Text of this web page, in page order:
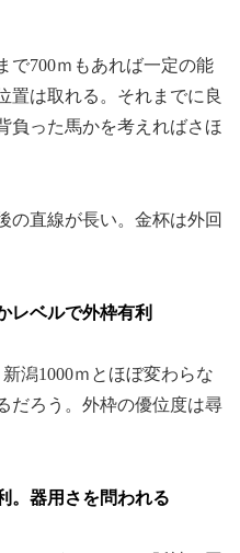
で700ｍもあれば一定の能
置は取れる。それまでに良
負った馬かを考えればさほ
の直線が長い。金杯は外回
レベルで外枠有利
潟1000ｍとほぼ変わらな
だろう。外枠の優位度は尋
。器用さを問われる